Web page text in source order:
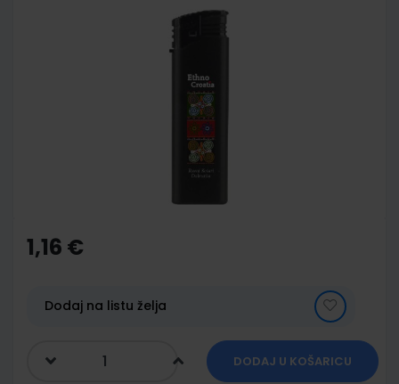
the
beginning
gallery
1,16 €
Dodaj na listu želja
DODAJ U KOŠARICU